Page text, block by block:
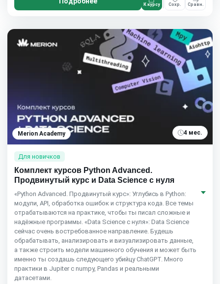
К курсу Сохр. Сравн.
Merion Academy 4 мес.
Для новичков
Комплект курсов Python Advanced.
Продвинутый курс и Data Science с нуля
«Python Advanced. Продвинутый курс»: Углубись в Python:
модули, API, обработка ошибок и структура кода. Все темы
отрабатываются на практике, чтобы ты писал сложные и
надёжные программы. «Data Science с нуля»: Data Science
сейчас очень востребованное направление. Будешь
обрабатывать, анализировать и визуализировать данные,
а также строить модели машинного обучения и может быть
именно ты создашь следующего убийцу ChatGPT. Много
практики в Jupiter c numpy, Pandas и реальными
датасетами.